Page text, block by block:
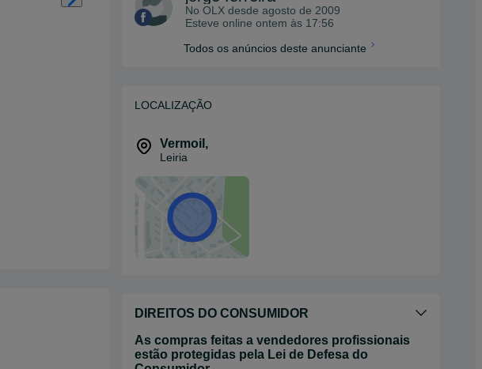
No OLX desde agosto de 2009
Esteve online ontem às 17:56
Todos os anúncios deste anunciante
LOCALIZAÇÃO
Vermoil ,
Leiria
DIREITOS DO CONSUMIDOR
As compras feitas a vendedores profissionais
estão protegidas pela Lei de Defesa do